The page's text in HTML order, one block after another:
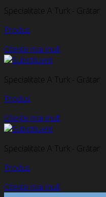
Specialitate A Turk - Grătar
Produs
Citește mai mult
Specialitate A Turk - Grătar
Produs
Citește mai mult
Specialitate A Turk - Grătar
Produs
Citește mai mult